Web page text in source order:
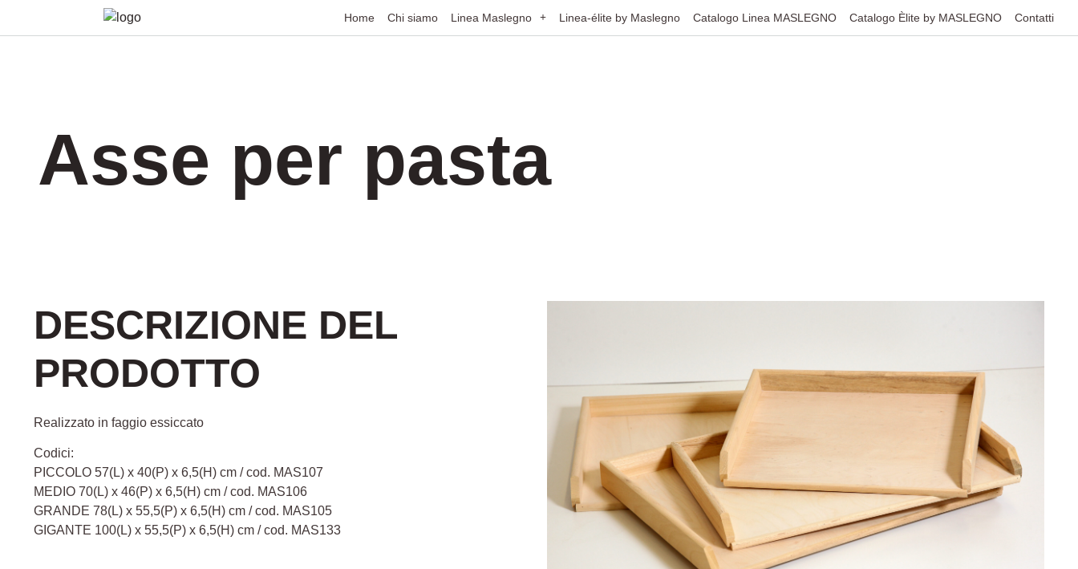
Home Chi siamo Linea Maslegno Linea-élite by Maslegno Catalogo Linea MASLEGNO Catalogo Èlite by MASLEGNO Contatti
Asse per pasta
DESCRIZIONE DEL
PRODOTTO
Realizzato in faggio essiccato
Codici:
PICCOLO 57(L) x 40(P) x 6,5(H) cm / cod. MAS107
MEDIO 70(L) x 46(P) x 6,5(H) cm / cod. MAS106
GRANDE 78(L) x 55,5(P) x 6,5(H) cm / cod. MAS105
GIGANTE 100(L) x 55,5(P) x 6,5(H) cm / cod. MAS133